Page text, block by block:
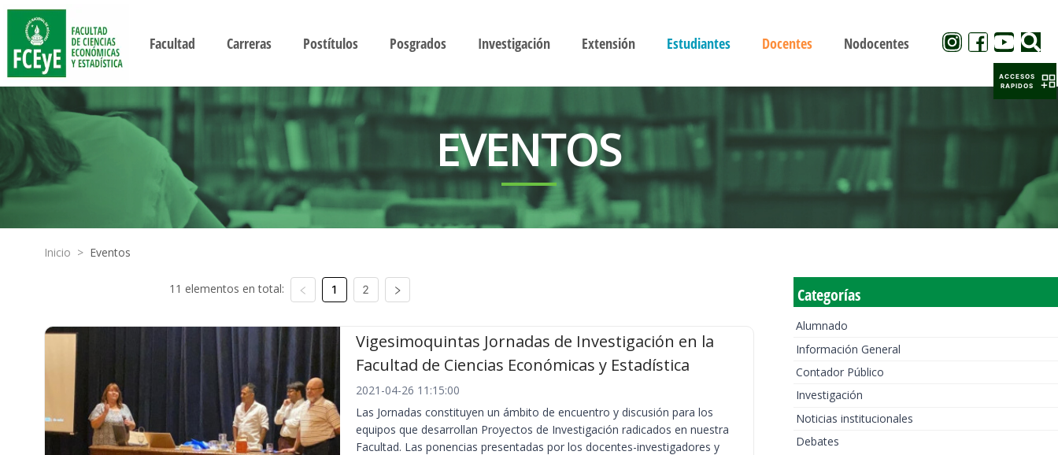
Facultad Carreras Postítulos Posgrados Investigación Extensión Estudiantes Docentes Nodocentes
EVENTOS
Inicio > Eventos
11 elementos en total: 1 2
Vigesimoquintas Jornadas de Investigación en la
Facultad de Ciencias Económicas y Estadística
2021-04-26 11:15:00
Las Jornadas constituyen un ámbito de encuentro y discusión para los
equipos que desarrollan Proyectos de Investigación radicados en nuestra
Facultad. Las ponencias presentadas por los docentes-investigadores y
Categorías
Alumnado
Información General
Contador Público
Investigación
Noticias institucionales
Debates
ACCESOS
RAPIDOS